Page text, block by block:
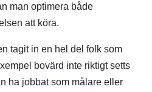
man optimera både
att köra.
tagit in en hel del folk som
bovärd inte riktigt setts
ha jobbat som målare eller